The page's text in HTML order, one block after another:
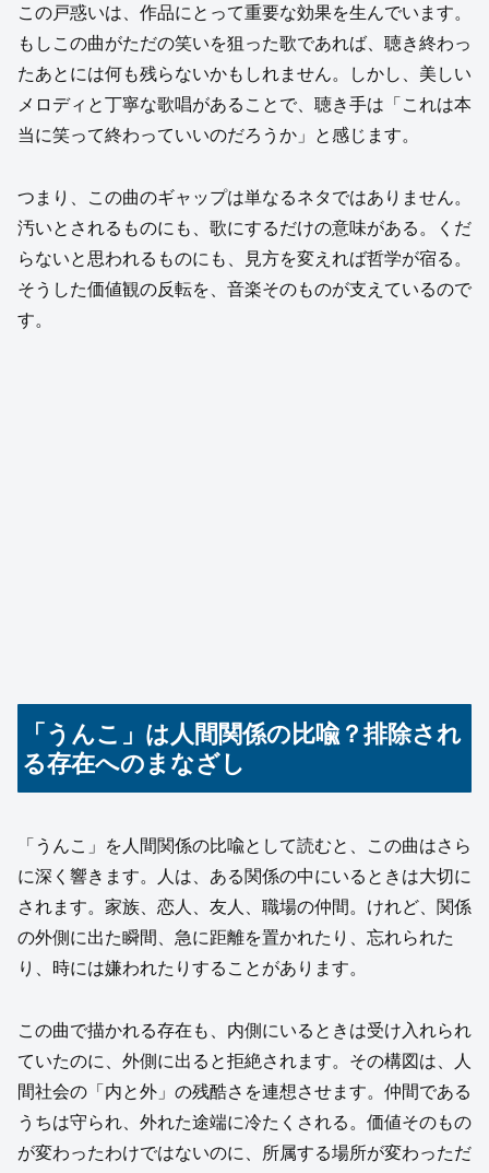
この戸惑いは、作品にとって重要な効果を生んでいます。
もしこの曲がただの笑いを狙った歌であれば、聴き終わっ
たあとには何も残らないかもしれません。しかし、美しい
メロディと丁寧な歌唱があることで、聴き手は「これは本
当に笑って終わっていいのだろうか」と感じます。
つまり、この曲のギャップは単なるネタではありません。
汚いとされるものにも、歌にするだけの意味がある。くだ
らないと思われるものにも、見方を変えれば哲学が宿る。
そうした価値観の反転を、音楽そのものが支えているので
す。
「うんこ」は人間関係の比喩？排除され
る存在へのまなざし
「うんこ」を人間関係の比喩として読むと、この曲はさら
に深く響きます。人は、ある関係の中にいるときは大切に
されます。家族、恋人、友人、職場の仲間。けれど、関係
の外側に出た瞬間、急に距離を置かれたり、忘れられた
り、時には嫌われたりすることがあります。
この曲で描かれる存在も、内側にいるときは受け入れられ
ていたのに、外側に出ると拒絶されます。その構図は、人
間社会の「内と外」の残酷さを連想させます。仲間である
うちは守られ、外れた途端に冷たくされる。価値そのもの
が変わったわけではないのに、所属する場所が変わっただ